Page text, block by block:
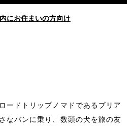
にお住まいの方向け
ードトリップノマドであるブリア
なバンに乗り、数頭の犬を旅の友